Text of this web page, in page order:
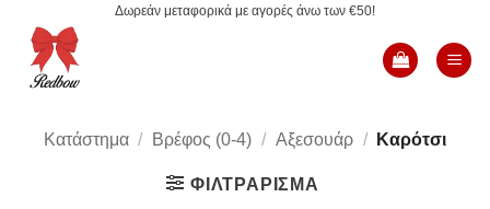
περιεχόμενο
Δωρεάν μεταφορικά με αγορές άνω των €50!
Κατάστημα / Βρέφος (0-4) / Αξεσουάρ / Καρότσι
ΦΙΛΤΡΆΡΙΣΜΑ